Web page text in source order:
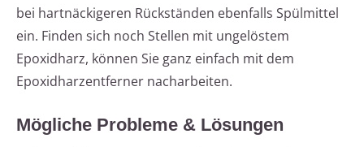
bei hartnäckigeren Rückständen ebenfalls Spülmittel
ein. Finden sich noch Stellen mit ungelöstem
Epoxidharz, können Sie ganz einfach mit dem
Epoxidharzentferner nacharbeiten.
Mögliche Probleme & Lösungen